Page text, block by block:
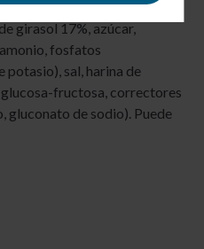
girasol 17%, azúcar,
fosfatos
sal, harina de
fructosa, correctores
gluconato de sodio). Puede